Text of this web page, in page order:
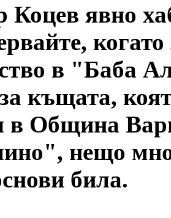
Коцев явно
в "Баба
къщата,
в Община
нещо
била.